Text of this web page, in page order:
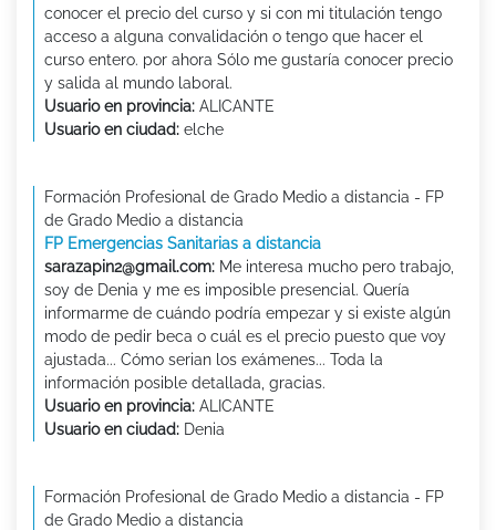
conocer el precio del curso y si con mi titulación tengo
acceso a alguna convalidación o tengo que hacer el
curso entero. por ahora Sólo me gustaría conocer precio
y salida al mundo laboral.
Usuario en provincia: ALICANTE
Usuario en ciudad: elche
Formación Profesional de Grado Medio a distancia - FP
de Grado Medio a distancia
FP Emergencias Sanitarias a distancia
sarazapin2@gmail.com: Me interesa mucho pero trabajo,
soy de Denia y me es imposible presencial. Quería
informarme de cuándo podría empezar y si existe algún
modo de pedir beca o cuál es el precio puesto que voy
ajustada... Cómo serian los exámenes... Toda la
información posible detallada, gracias.
Usuario en provincia: ALICANTE
Usuario en ciudad: Denia
Formación Profesional de Grado Medio a distancia - FP
de Grado Medio a distancia